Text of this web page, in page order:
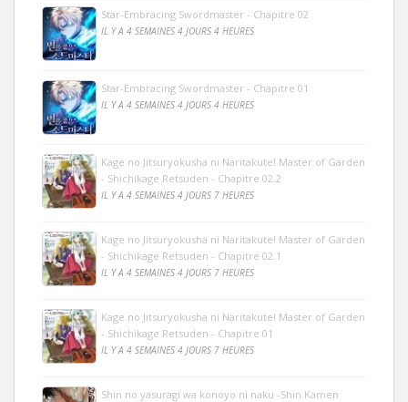
Star-Embracing Swordmaster - Chapitre 02
IL Y A 4 SEMAINES 4 JOURS 4 HEURES
Star-Embracing Swordmaster - Chapitre 01
IL Y A 4 SEMAINES 4 JOURS 4 HEURES
Kage no Jitsuryokusha ni Naritakute! Master of Garden
- Shichikage Retsuden - Chapitre 02.2
IL Y A 4 SEMAINES 4 JOURS 7 HEURES
Kage no Jitsuryokusha ni Naritakute! Master of Garden
- Shichikage Retsuden - Chapitre 02.1
IL Y A 4 SEMAINES 4 JOURS 7 HEURES
Kage no Jitsuryokusha ni Naritakute! Master of Garden
- Shichikage Retsuden - Chapitre 01
IL Y A 4 SEMAINES 4 JOURS 7 HEURES
Shin no yasuragi wa konoyo ni naku -Shin Kamen